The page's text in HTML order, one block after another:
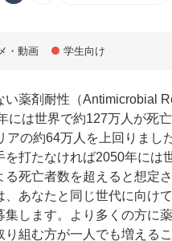
・動画 学生向け
い薬剤耐性（Antimicrobial
には世界で約127万人が死
アの約64万人を上回りまし
を打たなければ2050年には
る死亡者数を超えると想定
、あなたと同じ世代に向け
集します。より多くの方に
り組む方が一人でも増える